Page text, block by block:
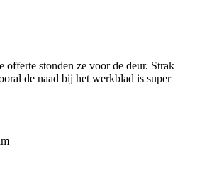
offerte stonden ze voor de deur. Strak
de naad bij het werkblad is super